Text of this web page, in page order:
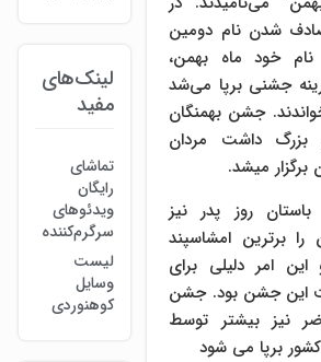
شدن نام دومین
خود ماه بهمن،
جشنی برپا می‌شد
جشن بهمنگان
داشت مردان
برگزار میشد.
باستان روز پدر نیز
را برترین امشاسپند
امر دلیلی برای
این جشن بود. جشن
نیز بیشتر توسط
کشور برپا می شود
لینک‌های
مفید
تماشای
رایگان
ویدئوهای
سرگرم‌کننده
لیست
وسایل
کوهنوردی